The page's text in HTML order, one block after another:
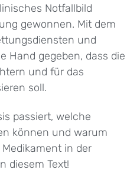
Notfallbild
gewonnen. Mit dem
und
Hand gegeben, dass die
und für das
soll.
passiert, welche
können und warum
in der
diesem Text!